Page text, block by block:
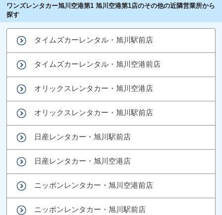
ワンズレンタカー旭川空港第1 旭川空港第1店のその他の近隣営業所から
探す
タイムズカーレンタル・旭川駅前店
タイムズカーレンタル・旭川空港前店
オリックスレンタカー・旭川空港店
オリックスレンタカー・旭川駅前店
日産レンタカー・旭川駅前店
日産レンタカー・旭川空港店
ニッポンレンタカー・旭川空港前店
ニッポンレンタカー・旭川駅前店